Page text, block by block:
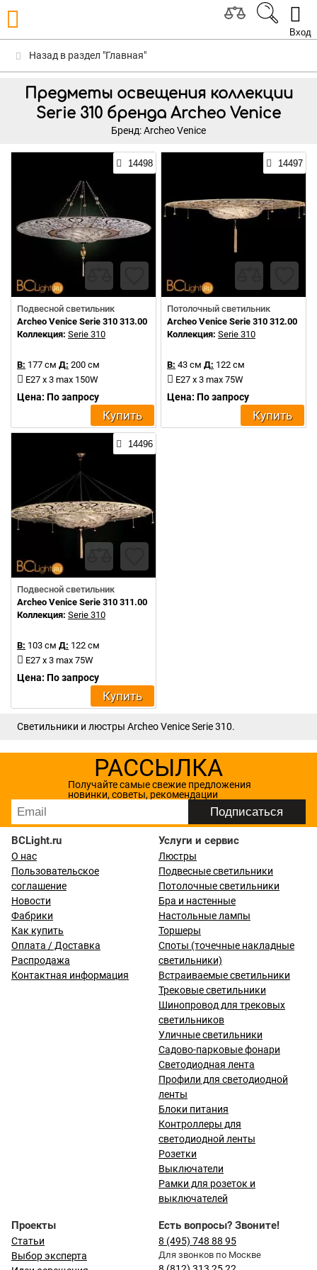
Вход
Назад в раздел "Главная"
Предметы освещения коллекции
Serie 310 бренда Archeo Venice
Бренд: Archeo Venice
14498
Подвесной светильник
Archeo Venice Serie 310 313.00
Коллекция: Serie 310
В: 177 см Д: 200 см
E27 x 3 max 150W
Цена: По запросу
Купить
14497
Потолочный светильник
Archeo Venice Serie 310 312.00
Коллекция: Serie 310
В: 43 см Д: 122 см
E27 x 3 max 75W
Цена: По запросу
Купить
14496
Подвесной светильник
Archeo Venice Serie 310 311.00
Коллекция: Serie 310
В: 103 см Д: 122 см
E27 x 3 max 75W
Цена: По запросу
Купить
Светильники и люстры Archeo Venice Serie 310.
РАССЫЛКА
Получайте самые свежие предложения
новинки, советы, рекомендации
BCLight.ru
О нас
Пользовательское
соглашение
Новости
Фабрики
Как купить
Оплата / Доставка
Распродажа
Контактная информация
Услуги и сервис
Люстры
Подвесные светильники
Потолочные светильники
Бра и настенные
Настольные лампы
Торшеры
Споты (точечные накладные
светильники)
Встраиваемые светильники
Трековые светильники
Шинопровод для трековых
светильников
Уличные светильники
Садово-парковые фонари
Светодиодная лента
Профили для светодиодной
ленты
Блоки питания
Контроллеры для
светодиодной ленты
Розетки
Выключатели
Рамки для розеток и
выключателей
Проекты
Статьи
Выбор эксперта
Есть вопросы? Звоните!
8 (495) 748 88 95
Для звонков по Москве